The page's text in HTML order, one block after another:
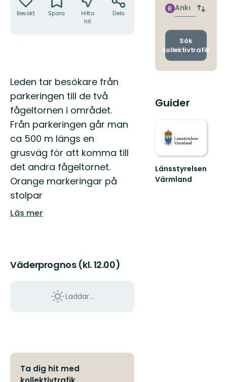
Besökt Spara
Hitta
hit
Dela
Beskrivning
Leden tar besökare från
parkeringen till de två
fågeltornen i området.
Från parkeringen går man
ca 500 m längs en
grusväg för att komma till
det andra fågeltornet.
Orange markeringar på
stolpar
Läs mer
Väderprognos (kl. 12.00)
Laddar...
Ta dig hit med
Ankomst
B
Byt
och
Sök
kollektivtrafik
Guider
Länsstyrelsen
Värmland